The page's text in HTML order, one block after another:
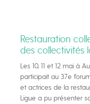
Restauration
des collectivités
Les 10, 11 et 12 mai à
participait au 37e
et actrices de la
Ligue a pu présenter